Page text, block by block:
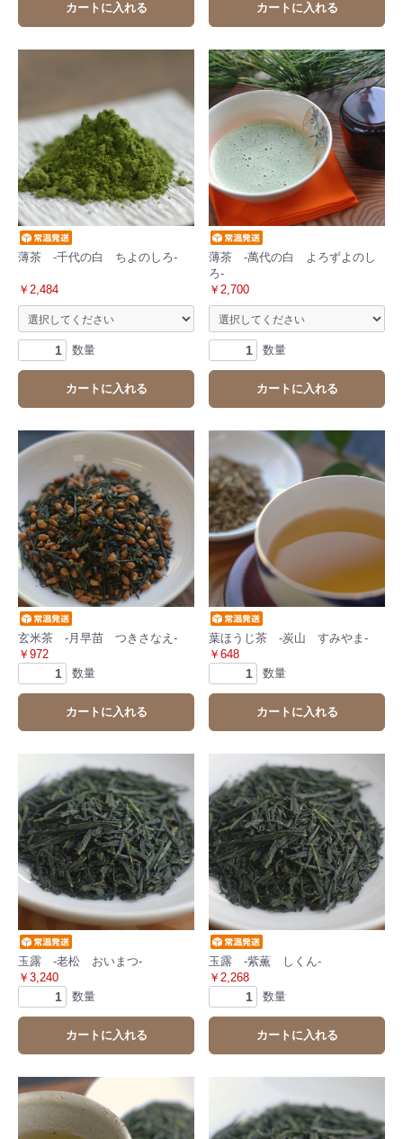
カートに入れる カートに入れる
薄茶 -千代の白 ちよのしろ-
￥2,484
数量
カートに入れる
薄茶 -萬代の白 よろずよのし
ろ-
￥2,700
数量
カートに入れる
玄米茶 -月早苗 つきさなえ-
￥972
数量
カートに入れる
葉ほうじ茶 -炭山 すみやま-
￥648
数量
カートに入れる
玉露 -老松 おいまつ-
￥3,240
数量
カートに入れる
玉露 -紫薫 しくん-
￥2,268
数量
カートに入れる